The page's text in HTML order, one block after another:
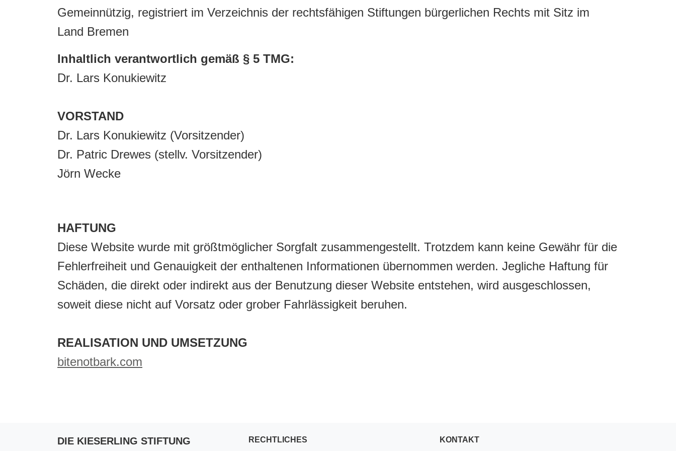
Gemeinnützig, registriert im Verzeichnis der rechtsfähigen Stiftungen bürgerlichen Rechts mit Sitz im
Land Bremen
Inhaltlich verantwortlich gemäß § 5 TMG:
Dr. Lars Konukiewitz
VORSTAND
Dr. Lars Konukiewitz (Vorsitzender)
Dr. Patric Drewes (stellv. Vorsitzender)
Jörn Wecke
HAFTUNG
Diese Website wurde mit größtmöglicher Sorgfalt zusammengestellt. Trotzdem kann keine Gewähr für die
Fehlerfreiheit und Genauigkeit der enthaltenen Informationen übernommen werden. Jegliche Haftung für
Schäden, die direkt oder indirekt aus der Benutzung dieser Website entstehen, wird ausgeschlossen,
soweit diese nicht auf Vorsatz oder grober Fahrlässigkeit beruhen.
REALISATION UND UMSETZUNG
bitenotbark.com
DIE KIESERLING STIFTUNG RECHTLICHES KONTAKT